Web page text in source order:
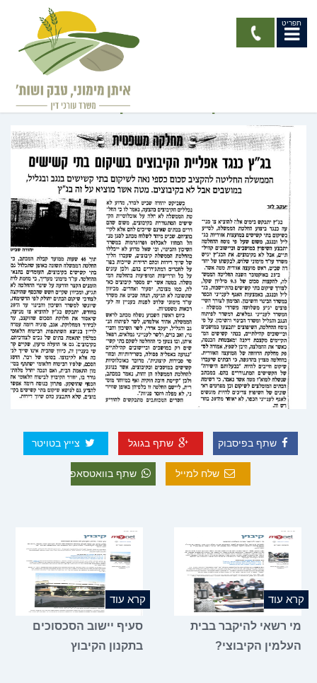
תפריט
בג"ץ כנגד אפליית הקיבוצים
בשיקום בתי קשישים
שתף בפיסבוק שתף בגוגל צייץ בטויטר
שלח למייל שתף בוואטסאפ
קרא עוד
מי רשאי להיקבר בבית
העלמין הקיבוצי?
קרא עוד
סעיף יישוב הסכסוכים
בתקנון הקיבוץ